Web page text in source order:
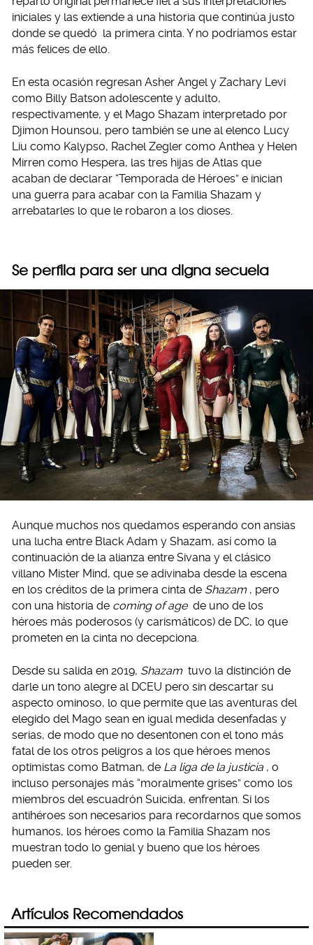
iniciales y las extiende a una historia que continúa justo
donde se quedó la primera cinta. Y no podríamos estar
más felices de ello.
En esta ocasión regresan Asher Angel y Zachary Levi
como Billy Batson adolescente y adulto,
respectivamente, y el Mago Shazam interpretado por
Djimon Hounsou, pero también se une al elenco Lucy
Liu como Kalypso, Rachel Zegler como Anthea y Helen
Mirren como Hespera, las tres hijas de Atlas que
acaban de declarar “Temporada de Héroes” e inician
una guerra para acabar con la Familia Shazam y
arrebatarles lo que le robaron a los dioses.
Se perfila para ser una digna secuela
Aunque muchos nos quedamos esperando con ansias
una lucha entre Black Adam y Shazam, así como la
continuación de la alianza entre Sivana y el clásico
villano Mister Mind, que se adivinaba desde la escena
en los créditos de la primera cinta de Shazam , pero
con una historia de coming of age de uno de los
héroes más poderosos (y carismáticos) de DC, lo que
prometen en la cinta no decepciona.
Desde su salida en 2019, Shazam tuvo la distinción de
darle un tono alegre al DCEU pero sin descartar su
aspecto ominoso, lo que permite que las aventuras del
elegido del Mago sean en igual medida desenfadas y
serias, de modo que no desentonen con el tono más
fatal de los otros peligros a los que héroes menos
optimistas como Batman, de La liga de la justicia , o
incluso personajes más “moralmente grises” como los
miembros del escuadrón Suicida, enfrentan. Si los
antihéroes son necesarios para recordarnos que somos
humanos, los héroes como la Familia Shazam nos
muestran todo lo genial y bueno que los héroes
pueden ser.
Artículos Recomendados